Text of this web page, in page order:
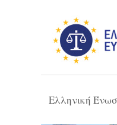
Ελληνική